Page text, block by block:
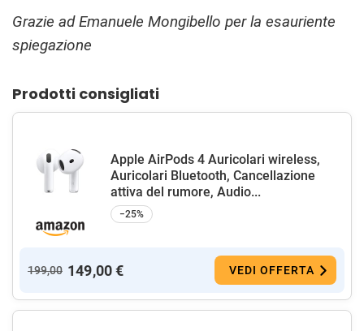
Grazie ad Emanuele Mongibello per la esauriente
spiegazione
Prodotti consigliati
Apple AirPods 4 Auricolari wireless,
Auricolari Bluetooth, Cancellazione
attiva del rumore, Audio...
−25%
199,00 149,00 € VEDI OFFERTA